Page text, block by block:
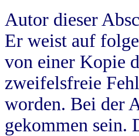
Autor dieser
Er weist auf
von einer Kopie
zweifelsfreie
worden. Bei der
gekommen sein.